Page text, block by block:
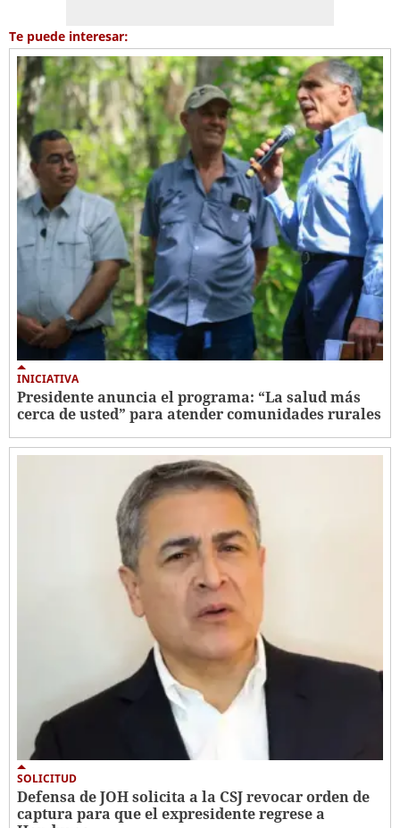
Te puede interesar:
INICIATIVA
Presidente anuncia el programa: “La salud más
cerca de usted” para atender comunidades rurales
SOLICITUD
Defensa de JOH solicita a la CSJ revocar orden de
captura para que el expresidente regrese a